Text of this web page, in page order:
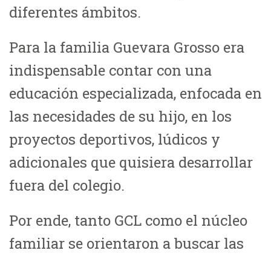
diferentes ámbitos.
Para la familia Guevara Grosso era
indispensable contar con una
educación especializada, enfocada en
las necesidades de su hijo, en los
proyectos deportivos, lúdicos y
adicionales que quisiera desarrollar
fuera del colegio.
Por ende, tanto GCL como el núcleo
familiar se orientaron a buscar las